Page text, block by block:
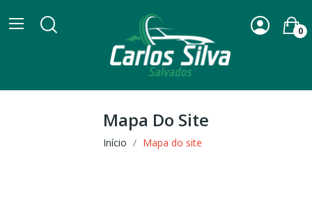
0
Mapa Do Site
Início Mapa do site